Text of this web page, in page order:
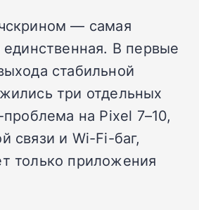
— самая
В первые
стабильной
три отдельных
проблема на Pixel 7–10,
связи и Wi-Fi-баг,
только приложения